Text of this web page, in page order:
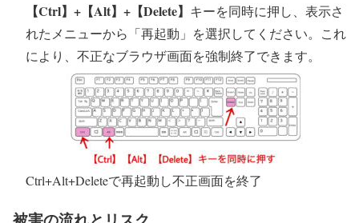
【Ctrl】+【Alt】+【Delete】 キーを同時に押し、表示さ
れたメニューから「再起動」を選択してください。これ
により、不正なブラウザ画面を強制終了できます。
Ctrl+Alt+Deleteで再起動し不正画面を終了